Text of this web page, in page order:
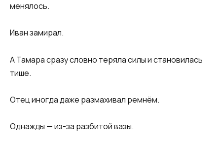
менялось.
Иван замирал.
А Тамара сразу словно теряла силы и становилась
тише.
Отец иногда даже размахивал ремнём.
Однажды — из-за разбитой вазы.